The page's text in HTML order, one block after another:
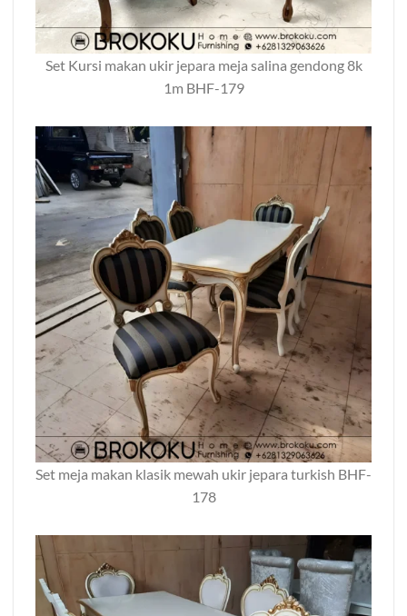
Set Kursi makan ukir jepara meja salina gendong 8k
1m BHF-179
Set meja makan klasik mewah ukir jepara turkish BHF-
178